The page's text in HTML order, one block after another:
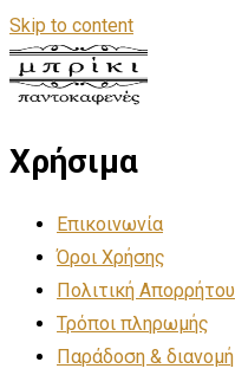
Skip to content
Χρήσιμα
Επικοινωνία
Όροι Χρήσης
Πολιτική Απορρήτου
Τρόποι πληρωμής
Παράδοση & διανομή